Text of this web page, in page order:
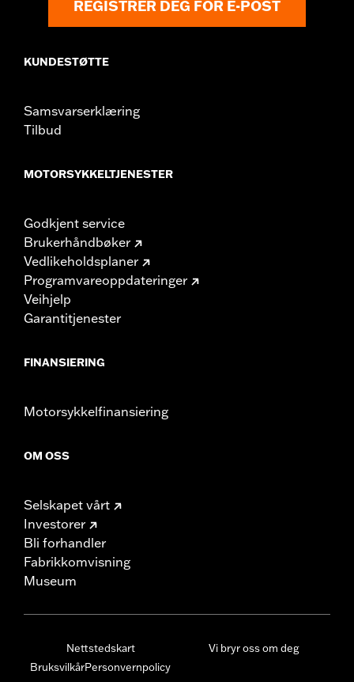
REGISTRER DEG FOR E-POST
KUNDESTØTTE
Samsvarserklæring
Tilbud
MOTORSYKKELTJENESTER
Godkjent service
Brukerhåndbøker
Vedlikeholdsplaner
Programvareoppdateringer
Veihjelp
Garantitjenester
FINANSIERING
Motorsykkelfinansiering
OM OSS
Selskapet vårt
Investorer
Bli forhandler
Fabrikkomvisning
Museum
Nettstedskart
BruksvilkårPersonvernpolicy
Vi bryr oss om deg